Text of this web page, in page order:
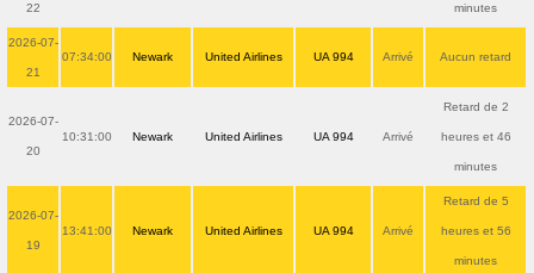
22 minutes
2026-07-
21
07:34:00 Newark United Airlines UA 994 Arrivé Aucun retard
2026-07-
20
10:31:00 Newark United Airlines UA 994 Arrivé
Retard de 2
heures et 46
minutes
2026-07-
19
13:41:00 Newark United Airlines UA 994 Arrivé
Retard de 5
heures et 56
minutes